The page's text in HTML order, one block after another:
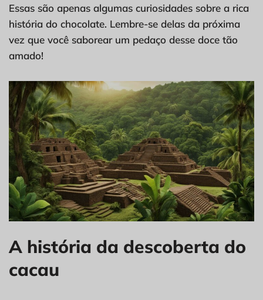
Essas são apenas algumas curiosidades sobre a rica
história do chocolate. Lembre-se delas da próxima
vez que você saborear um pedaço desse doce tão
amado!
A história da descoberta do
cacau